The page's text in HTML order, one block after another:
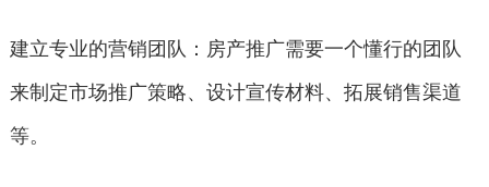
建立专业的营销团队：房产推广需要一个懂行的团队
来制定市场推广策略、设计宣传材料、拓展销售渠道
等。